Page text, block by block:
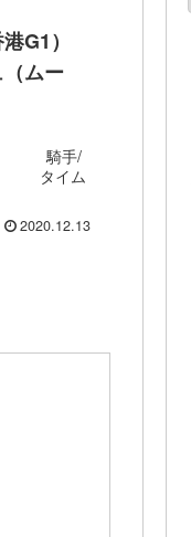
港G1）
ムー
騎手/
イム
2020.12.13